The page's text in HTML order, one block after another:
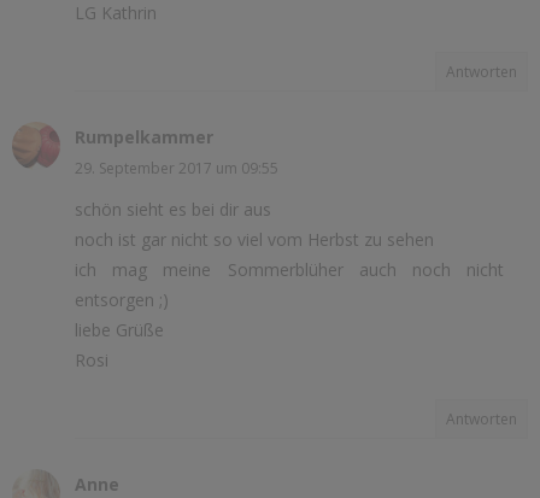
LG Kathrin
Antworten
Rumpelkammer
29. September 2017 um 09:55
schön sieht es bei dir aus
noch ist gar nicht so viel vom Herbst zu sehen
ich mag meine Sommerblüher auch noch nicht
entsorgen ;)
liebe Grüße
Rosi
Antworten
Anne